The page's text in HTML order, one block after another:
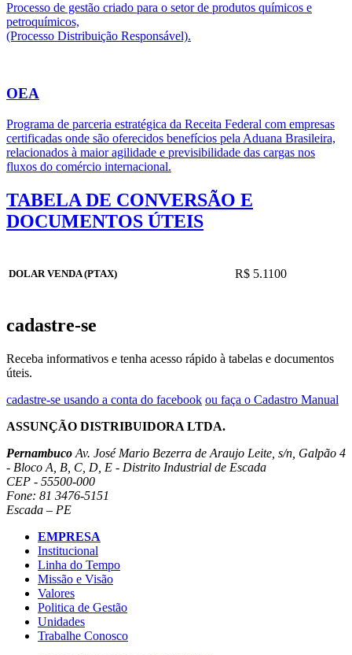
Processo de gestão criado para o setor de produtos químicos e
petroquímicos,
(Processo Distribuição Responsável).
OEA
Programa de parceria estratégica da Receita Federal com empresas
certificadas onde são oferecidos benefícios pela Aduana Brasileira,
relacionados à maior agilidade e previsibilidade das cargas nos
fluxos do comércio internacional.
TABELA DE CONVERSÃO E
DOCUMENTOS ÚTEIS
DOLAR VENDA (PTAX) R$ 5.1100
cadastre-se
Receba informativos e tenha acesso rápido à tabelas e documentos
úteis.
cadastre-se usando a conta do facebook ou faça o Cadastro Manual
ASSUNÇÃO DISTRIBUIDORA LTDA.
Pernambuco Av. José Mario Bezerra de Araujo Leite, s/n, Galpão 4
- Bloco A, B, C, D, E - Distrito Industrial de Escada
CEP - 55500-000
Fone: 81 3476-5151
Escada – PE
EMPRESA
Institucional
Linha do Tempo
Missão e Visão
Valores
Politica de Gestão
Unidades
Trabalhe Conosco